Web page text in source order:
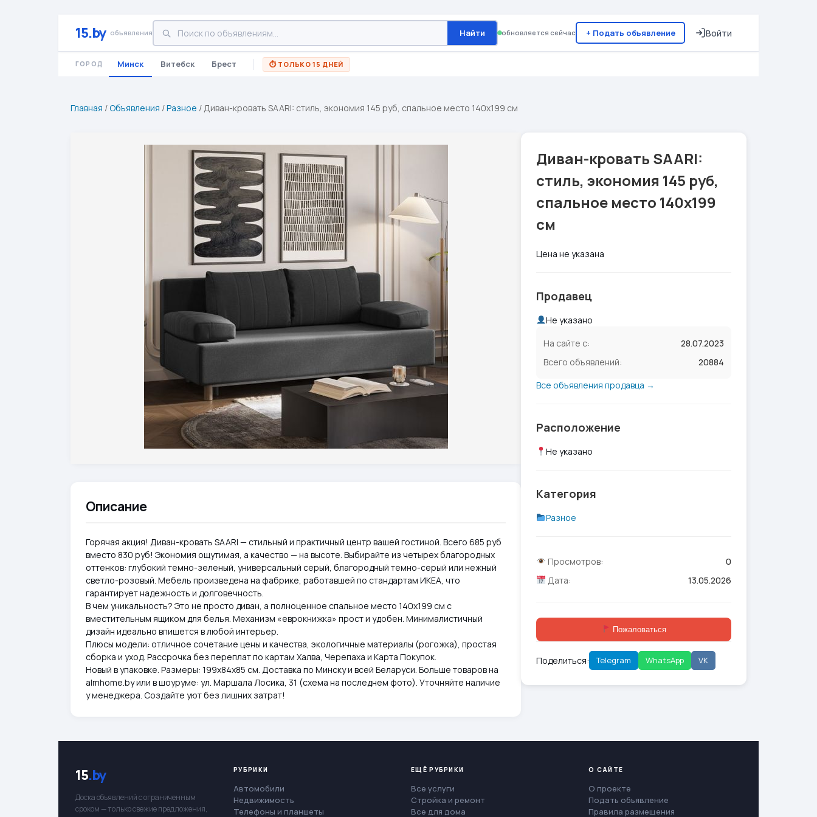
15.by объявления Найти обновляется сейчас + Подать объявление Войти
ГОРОД Минск Витебск Брест ⏱ ТОЛЬКО 15 ДНЕЙ
Главная /Объявления /Разное / Диван-кровать SAARI: стиль, экономия 145 руб, спальное место 140х199 см
Описание
Горячая акция! Диван-кровать SAARI — стильный и практичный центр вашей гостиной. Всего 685 руб
вместо 830 руб! Экономия ощутимая, а качество — на высоте. Выбирайте из четырех благородных
оттенков: глубокий темно-зеленый, универсальный серый, благородный темно-серый или нежный
светло-розовый. Мебель произведена на фабрике, работавшей по стандартам ИКЕА, что
гарантирует надежность и долговечность.
В чем уникальность? Это не просто диван, а полноценное спальное место 140х199 см с
вместительным ящиком для белья. Механизм «еврокнижка» прост и удобен. Минималистичный
дизайн идеально впишется в любой интерьер.
Плюсы модели: отличное сочетание цены и качества, экологичные материалы (рогожка), простая
сборка и уход. Рассрочка без переплат по картам Халва, Черепаха и Карта Покупок.
Новый в упаковке. Размеры: 199х84х85 см. Доставка по Минску и всей Беларуси. Больше товаров на
almhome.by или в шоуруме: ул. Маршала Лосика, 31 (схема на последнем фото). Уточняйте наличие
у менеджера. Создайте уют без лишних затрат!
Диван-кровать SAARI:
стиль, экономия 145 руб,
спальное место 140х199
см
Цена не указана
Продавец
Не указано
На сайте с:
28.07.2023
Всего объявлений:
20884
Все объявления продавца →
Расположение
Не указано
Категория
Разное
Просмотров:
0
Дата:
13.05.2026
Пожаловаться
Поделиться: Telegram WhatsApp VK
15.by
Доска объявлений с ограниченным
сроком — только свежие предложения,
РУБРИКИ
Автомобили
Недвижимость
Телефоны и планшеты
ЕЩЁ РУБРИКИ
Все услуги
Стройка и ремонт
Все для дома
О САЙТЕ
О проекте
Подать объявление
Правила размещения